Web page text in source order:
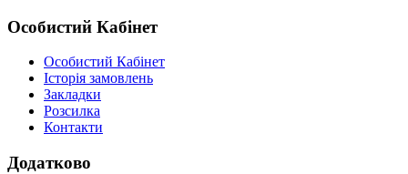
Особистий Кабінет
Особистий Кабінет
Історія замовлень
Закладки
Розсилка
Контакти
Додатково